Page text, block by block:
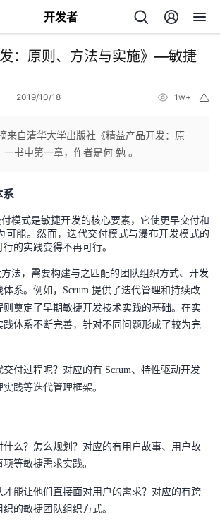
开发者
发：原则、方法与实施》—敏捷
2019/10/18 1w+
来自清华大学出版社《精益产品开发：原
书中第一章，作者是何 勉 。
系
模式是敏捷开发的核心要素，它使更早交付和
可能。然而，迭代交付模式与瀑布开发模式的
的实践变得不再可行。
法，需要构建与之匹配的团队组织方式、开发
系。例如，
Scrum 提供了迭代管理和持续改
奠定了早期敏捷开发技术实践的基础。在实
体系不断完善，针对不同问题形成了较为完
交付过程呢？对应的有 Scrum、特性驱动开发
践等迭代管理框架。
什么？怎么规划？对应的有用户故事、用户故
等敏捷需求实践。
才能让他们直接面对用户的需求？对应的有跨
的敏捷团队组织方式。